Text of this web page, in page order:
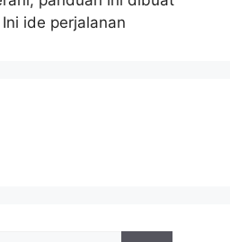
ide perjalanan